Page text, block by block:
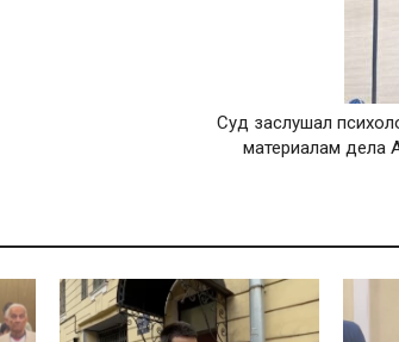
Суд заслушал
материалам дела